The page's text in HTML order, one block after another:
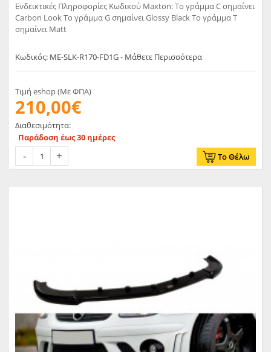
Ενδεικτικές Πληροφορίες Κωδικού Maxton: Το γράμμα C σημαίνει
Carbon Look Το γράμμα G σημαίνει Glossy Black Το γράμμα T
σημαίνει Matt
Κωδικός: ME-SLK-R170-FD1G - Μάθετε Περισσότερα
Τιμή eshop (Με ΦΠΑ)
210,00€
Διαθεσιμότητα:
Παράδοση έως 30 ημέρες
Το Θέλω